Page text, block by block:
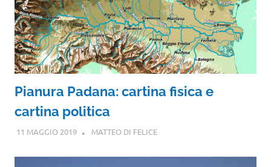
Pianura Padana: cartina fisica e
cartina politica
11 MAGGIO 2019 MATTEO DI FELICE